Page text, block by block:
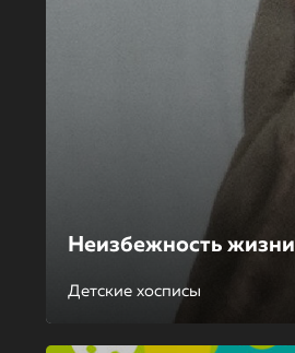
Неизбежность жизни
Детские хосписы